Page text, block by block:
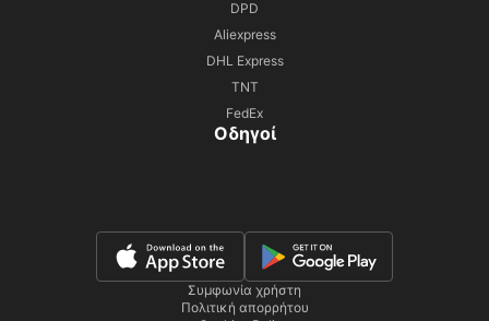
DPD
Aliexpress
DHL Express
TNT
FedEx
Οδηγοί
Συμφωνία χρήστη
Πολιτική απορρήτου